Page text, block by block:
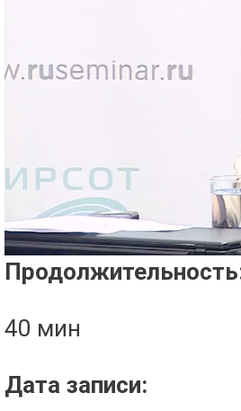
40 мин
Дата записи: